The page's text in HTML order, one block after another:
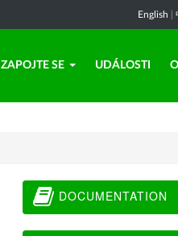
English
ZAPOJTE SE UDÁLOSTI
DOCUMENTATION